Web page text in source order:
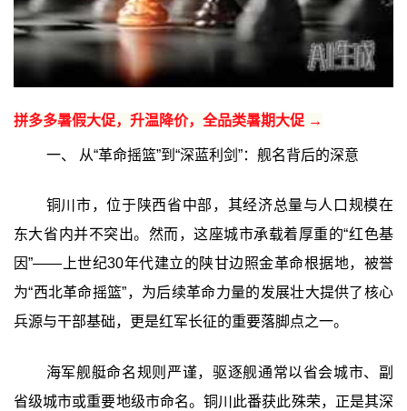
拼多多暑假大促，升温降价，全品类暑期大促 →
一、 从“革命摇篮”到“深蓝利剑”：舰名背后的深意
铜川市，位于陕西省中部，其经济总量与人口规模在
东大省内并不突出。然而，这座城市承载着厚重的“红色基
因”——上世纪30年代建立的陕甘边照金革命根据地，被誉
为“西北革命摇篮”，为后续革命力量的发展壮大提供了核心
兵源与干部基础，更是红军长征的重要落脚点之一。
海军舰艇命名规则严谨，驱逐舰通常以省会城市、副
省级城市或重要地级市命名。铜川此番获此殊荣，正是其深